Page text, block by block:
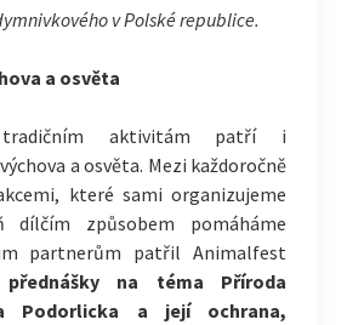
v Polské republice.
a osvěta
aktivitám patří i
a osvěta. Mezi každoročně
které sami organizujeme
dílčím způsobem pomáháme
partnerům patřil Animalfest
přednášky na téma Příroda
Podorlicka a její ochrana,